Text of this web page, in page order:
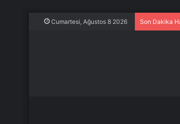
Cumartesi, Ağustos 8 2026 Son Dakika